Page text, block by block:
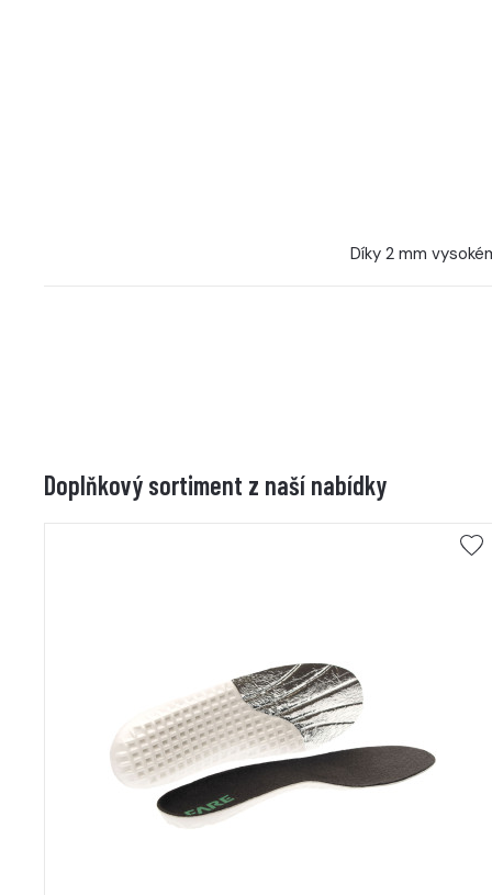
Díky 2 mm
Doplňkový sortiment z naší nabídky